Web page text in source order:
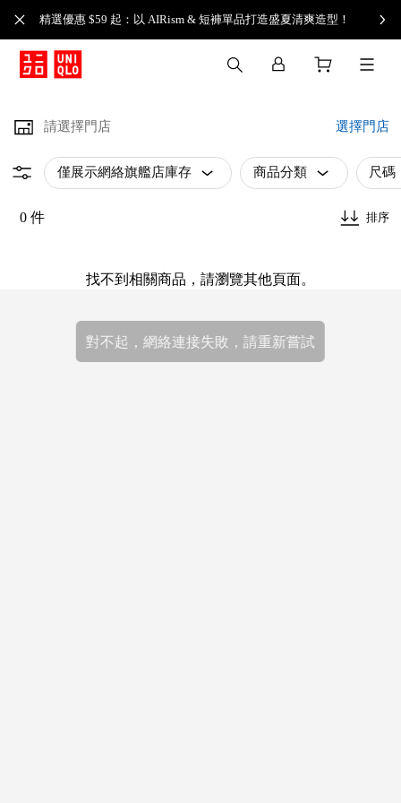
精選優惠 $59 起：以 AIRism & 短褲單品打造盛夏清爽造型！
請選擇門店 選擇門店
僅展示網絡旗艦店庫存 商品分類 尺碼
0 件 排序
找不到相關商品，請瀏覽其他頁面。
對不起，網絡連接失敗，請重新嘗試